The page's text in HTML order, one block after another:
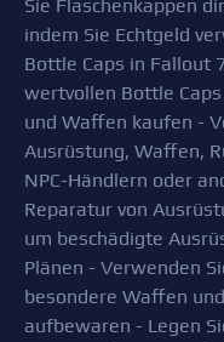
Sie Flaschenkappen
indem Sie Echtgeld
Bottle Caps in Fallout
wertvollen Bottle
und Waffen kaufen -
Ausrüstung, Waffen,
NPC-Händlern oder
Reparatur von
um beschädigte
Plänen - Verwenden
besondere Waffen
aufbewaren - Legen